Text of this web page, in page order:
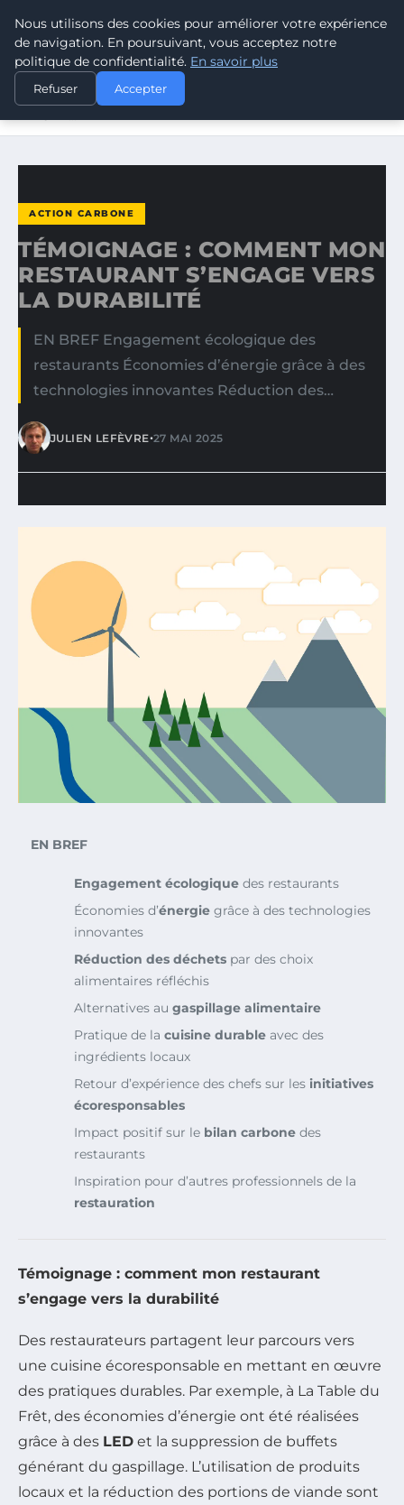
CLIMATE RESPONSE BLOG
ACCUEIL
ACTION CARBONE
TÉMOIGNAGE : COMMENT MON RESTAURANT S’ENGAGE
ACTION CARBONE
TÉMOIGNAGE : COMMENT MON
RESTAURANT S’ENGAGE VERS
LA DURABILITÉ
EN BREF Engagement écologique des
restaurants Économies d’énergie grâce à des
technologies innovantes Réduction des…
JULIEN LEFÈVRE•27 MAI 2025
EN BREF
Engagement écologique des restaurants
Économies d’énergie grâce à des technologies
innovantes
Réduction des déchets par des choix
alimentaires réfléchis
Alternatives au gaspillage alimentaire
Pratique de la cuisine durable avec des
ingrédients locaux
Retour d’expérience des chefs sur les initiatives
écoresponsables
Impact positif sur le bilan carbone des
restaurants
Inspiration pour d’autres professionnels de la
restauration
Témoignage : comment mon restaurant
s’engage vers la durabilité
Des restaurateurs partagent leur parcours vers
une cuisine écoresponsable en mettant en œuvre
des pratiques durables. Par exemple, à La Table du
Frêt, des économies d’énergie ont été réalisées
grâce à des LED et la suppression de buffets
générant du gaspillage. L’utilisation de produits
locaux et la réduction des portions de viande sont
Nous utilisons des cookies pour améliorer votre expérience
de navigation. En poursuivant, vous acceptez notre
politique de confidentialité. En savoir plus
Refuser Accepter